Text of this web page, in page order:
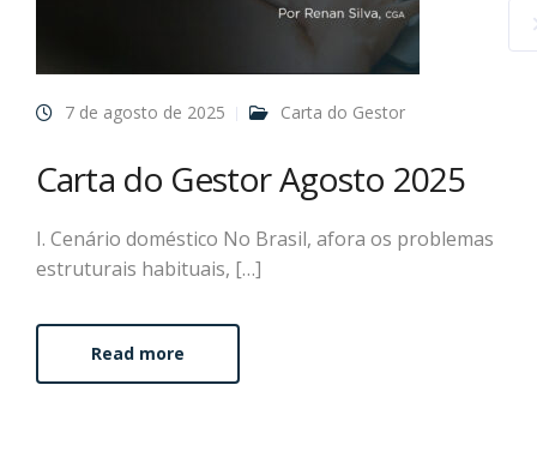
7 de agosto de 2025 Carta do Gestor
Carta do Gestor Agosto 2025
I. Cenário doméstico No Brasil, afora os problemas
estruturais habituais, […]
Read more